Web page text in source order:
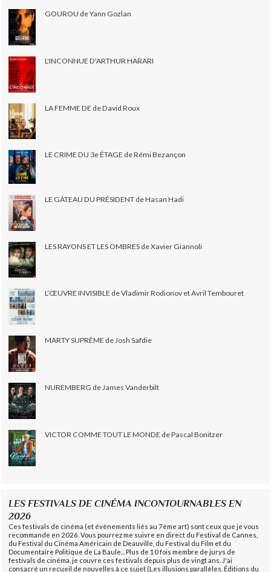
GOUROU de Yann Gozlan
L'INCONNUE D'ARTHUR HARARI
LA FEMME DE de David Roux
LE CRIME DU 3e ÉTAGE de Rémi Bezançon
LE GÂTEAU DU PRÉSIDENT de Hasan Hadi
LES RAYONS ET LES OMBRES de Xavier Giannoli
L’ŒUVRE INVISIBLE de Vladimir Rodionov et Avril Tembouret
MARTY SUPRÊME de Josh Safdie
NUREMBERG de James Vanderbilt
VICTOR COMME TOUT LE MONDE de Pascal Bonitzer
LES FESTIVALS DE CINÉMA INCONTOURNABLES EN
2026
Ces festivals de cinéma (et évènements liés au 7ème art) sont ceux que je vous
recommande en 2026. Vous pourrez me suivre en direct du Festival de Cannes,
du Festival du Cinéma Américain de Deauville, du Festival du Film et du
Documentaire Politique de La Baule... Plus de 10 fois membre de jurys de
festivals de cinéma, je couvre ces festivals depuis plus de vingt ans. J'ai
consacré un recueil de nouvelles à ce sujet (Les illusions parallèles, Éditions du